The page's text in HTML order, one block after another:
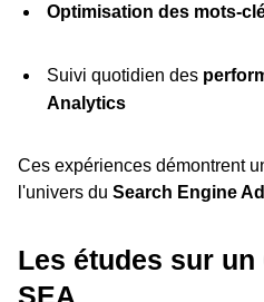
Optimisation des mots-
Suivi quotidien des
Analytics
Ces expériences démontrent
l'univers du Search Engine
Les études sur
SEA